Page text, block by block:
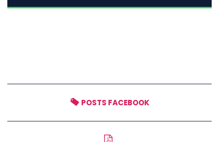
POSTS FACEBOOK